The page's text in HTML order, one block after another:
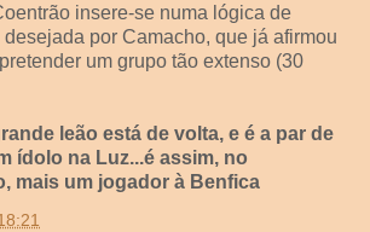
insere-se numa lógica de
por Camacho, que já afirmou
um grupo tão extenso (30
leão está de volta, e é a par de
ídolo na Luz...é assim, no
mais um jogador à Benfica